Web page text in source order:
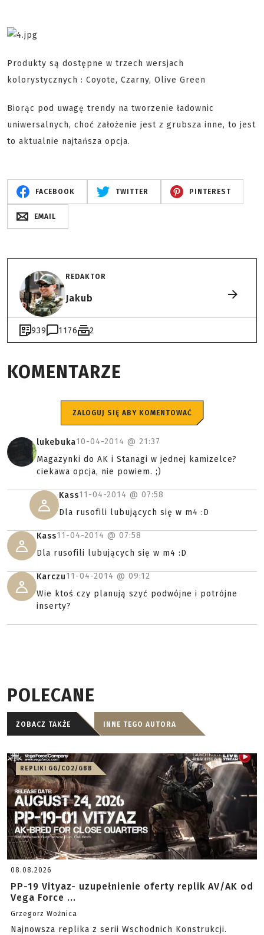
Produkty są dostępne w trzech wersjach
kolorystycznych : Coyote, Czarny, Olive Green
Biorąc pod uwagę trendy na tworzenie ładownic
uniwersalnych, choć założenie jest z grubsza inne, to jest
to aktualnie najtańsza opcja.
FACEBOOK TWITTER PINTEREST
EMAIL
REDAKTOR
Jakub
939 1176 2
KOMENTARZE
ZALOGUJ SIĘ ABY KOMENTOWAĆ
lukebuka10-04-2014 @ 21:37
Magazynki do AK i Stanagi w jednej kamizelce?
ciekawa opcja, nie powiem. ;)
Kass11-04-2014 @ 07:58
Dla rusofili lubujących się w m4 :D
Kass11-04-2014 @ 07:58
Dla rusofili lubujących się w m4 :D
Karczu11-04-2014 @ 09:12
Wie ktoś czy planują szyć podwójne i potrójne
inserty?
POLECANE
ZOBACZ TAKŻE INNE TEGO AUTORA
REPLIKI GG/CO2/GBB
08.08.2026
PP-19 Vityaz- uzupełnienie oferty replik AV/AK od
Vega Force ...
Grzegorz Woźnica
Najnowsza replika z serii Wschodnich Konstrukcji.